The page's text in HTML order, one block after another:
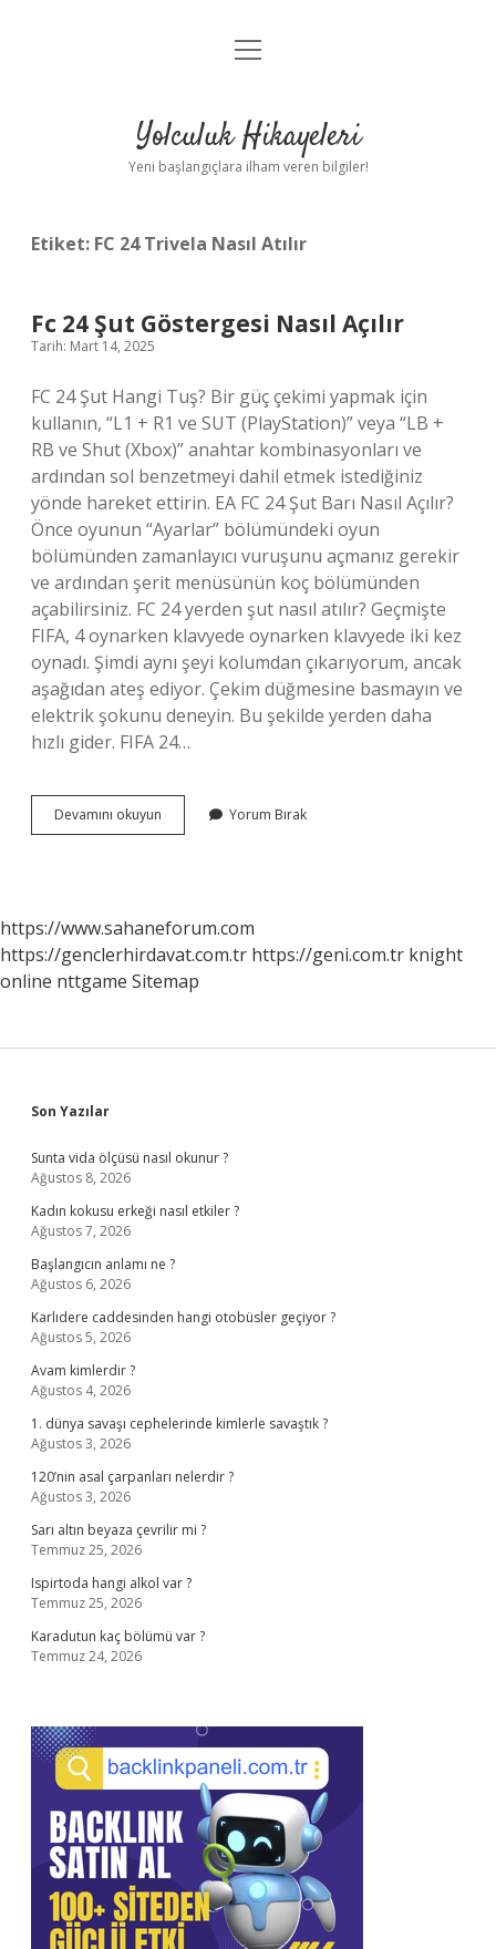
Anasayfa
Yasal Uyarı
menüyü
Yolculuk Hikayeleri
Yeni başlangıçlara ilham veren bilgiler!
Etiket: FC 24 Trivela Nasıl Atılır
Fc 24 Şut Göstergesi Nasıl Açılır
Tarih: Mart 14, 2025
FC 24 Şut Hangi Tuş? Bir güç çekimi yapmak için
kullanın, “L1 + R1 ve SUT (PlayStation)” veya “LB +
RB ve Shut (Xbox)” anahtar kombinasyonları ve
ardından sol benzetmeyi dahil etmek istediğiniz
yönde hareket ettirin. EA FC 24 Şut Barı Nasıl Açılır?
Önce oyunun “Ayarlar” bölümündeki oyun
bölümünden zamanlayıcı vuruşunu açmanız gerekir
ve ardından şerit menüsünün koç bölümünden
açabilirsiniz. FC 24 yerden şut nasıl atılır? Geçmişte
FIFA, 4 oynarken klavyede oynarken klavyede iki kez
oynadı. Şimdi aynı şeyi kolumdan çıkarıyorum, ancak
aşağıdan ateş ediyor. Çekim düğmesine basmayın ve
elektrik şokunu deneyin. Bu şekilde yerden daha
hızlı gider. FIFA 24…
Devamını okuyun
24
Yorum Bırak
https://www.sahaneforum.com
https://genclerhirdavat.com.tr https://geni.com.tr knight
online nttgame Sitemap
Sidebar
Son Yazılar
Sunta vida ölçüsü nasıl okunur ?
Ağustos 8, 2026
Kadın kokusu erkeği nasıl etkiler ?
Ağustos 7, 2026
Başlangıcın anlamı ne ?
Ağustos 6, 2026
Karlıdere caddesinden hangi otobüsler geçiyor ?
Ağustos 5, 2026
Avam kimlerdir ?
Ağustos 4, 2026
1. dünya savaşı cephelerinde kimlerle savaştık ?
Ağustos 3, 2026
120’nin asal çarpanları nelerdir ?
Ağustos 3, 2026
Sarı altın beyaza çevrilir mi ?
Temmuz 25, 2026
Ispirtoda hangi alkol var ?
Temmuz 25, 2026
Karadutun kaç bölümü var ?
Temmuz 24, 2026